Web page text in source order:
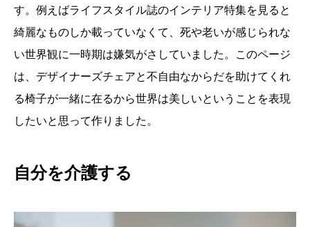
す。例えばライフスタイル誌のインテリア特集を見ると
綺麗なものしか載っていなくて、死や老いが感じられな
い世界観に一時期は嫌気がさしていました。このページ
は、デザイナーズチェアと不自由なからだを助けてくれ
る椅子が一緒に在るから世界は美しいということを表現
したいと思って作りました。
自分を介護する